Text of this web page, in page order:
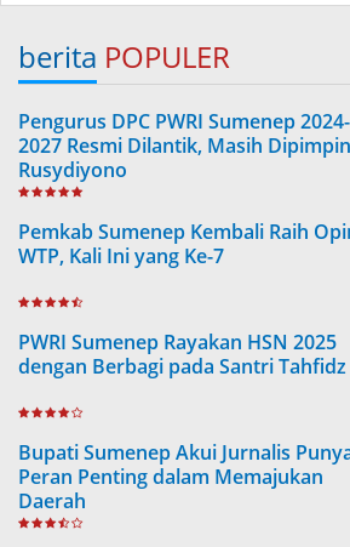
berita POPULER
Pengurus DPC PWRI Sumenep 2024-
2027 Resmi Dilantik, Masih Dipimpin
Rusydiyono
Pemkab Sumenep Kembali Raih
WTP, Kali Ini yang Ke-7
PWRI Sumenep Rayakan HSN 2025
dengan Berbagi pada Santri Tahfidz
Bupati Sumenep Akui Jurnalis
Peran Penting dalam Memajukan
Daerah